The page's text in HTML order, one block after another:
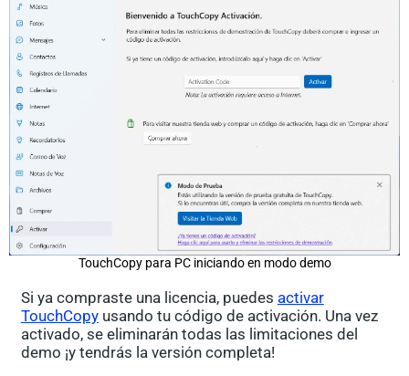
TouchCopy para PC iniciando en modo demo
Si ya compraste una licencia, puedes activar
TouchCopyusando tu código de activación. Una vez
activado, se eliminarán todas las limitaciones del
demo ¡y tendrás la versión completa!